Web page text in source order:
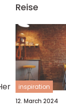
Reise
inspiration
12. March 2024